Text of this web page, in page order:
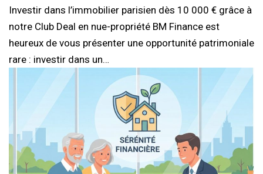
Investir dans l’immobilier parisien dès 10 000 € grâce à
notre Club Deal en nue-propriété BM Finance est
heureux de vous présenter une opportunité patrimoniale
rare : investir dans un…